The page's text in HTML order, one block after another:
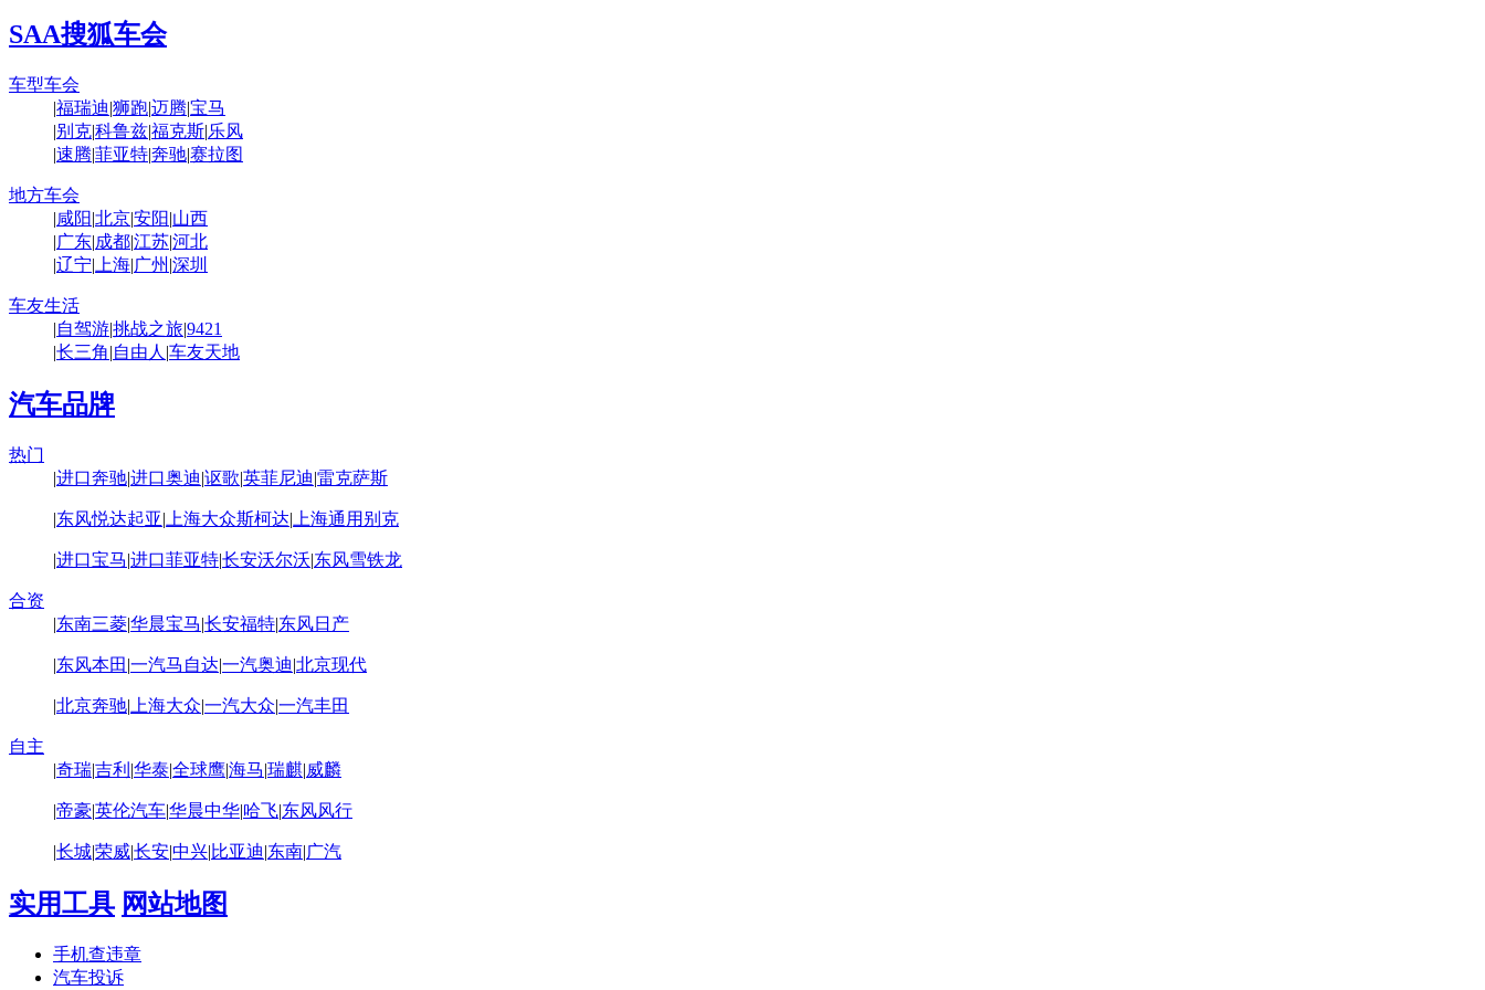
SAA搜狐车会
车型车会
|福瑞迪|狮跑|迈腾|宝马
|别克|科鲁兹|福克斯|乐风
|速腾|菲亚特|奔驰|赛拉图
地方车会
|咸阳|北京|安阳|山西
|广东|成都|江苏|河北
|辽宁| 上海|广州 |深圳
车友生活
|自驾游|挑战之旅|9421
|长三角|自由人 |车友天地
汽车品牌
热门
|进口奔驰|进口奥迪|讴歌|英菲尼迪|雷克萨斯
|东风悦达起亚| 上海大众斯柯达| 上海通用别克
|进口宝马|进口菲亚特|长安沃尔沃|东风雪铁龙
合资
|东南三菱|华晨宝马|长安福特|东风日产
|东风本田 |一汽马自达|一汽奥迪|北京现代
|北京奔驰| 上海大众|一汽大众|一汽丰田
自主
|奇瑞|吉利 |华泰|全球鹰|海马|瑞麒|威麟
|帝豪|英伦汽车|华晨中华|哈飞|东风风行
|长城|荣威|长安|中兴|比亚迪|东南|广汽
实用工具 网站地图
手机查违章
汽车投诉